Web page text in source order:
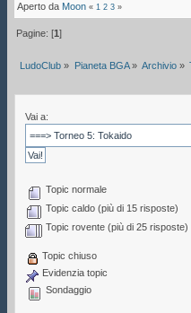
Aperto da Moon « 1 2 3 »
Pagine: [1]
LudoClub » Pianeta BGA» Archivio»
Vai a:
Topic normale
Topic caldo (più di 15 risposte)
Topic rovente (più di 25 risposte)
Topic chiuso
Evidenzia topic
Sondaggio